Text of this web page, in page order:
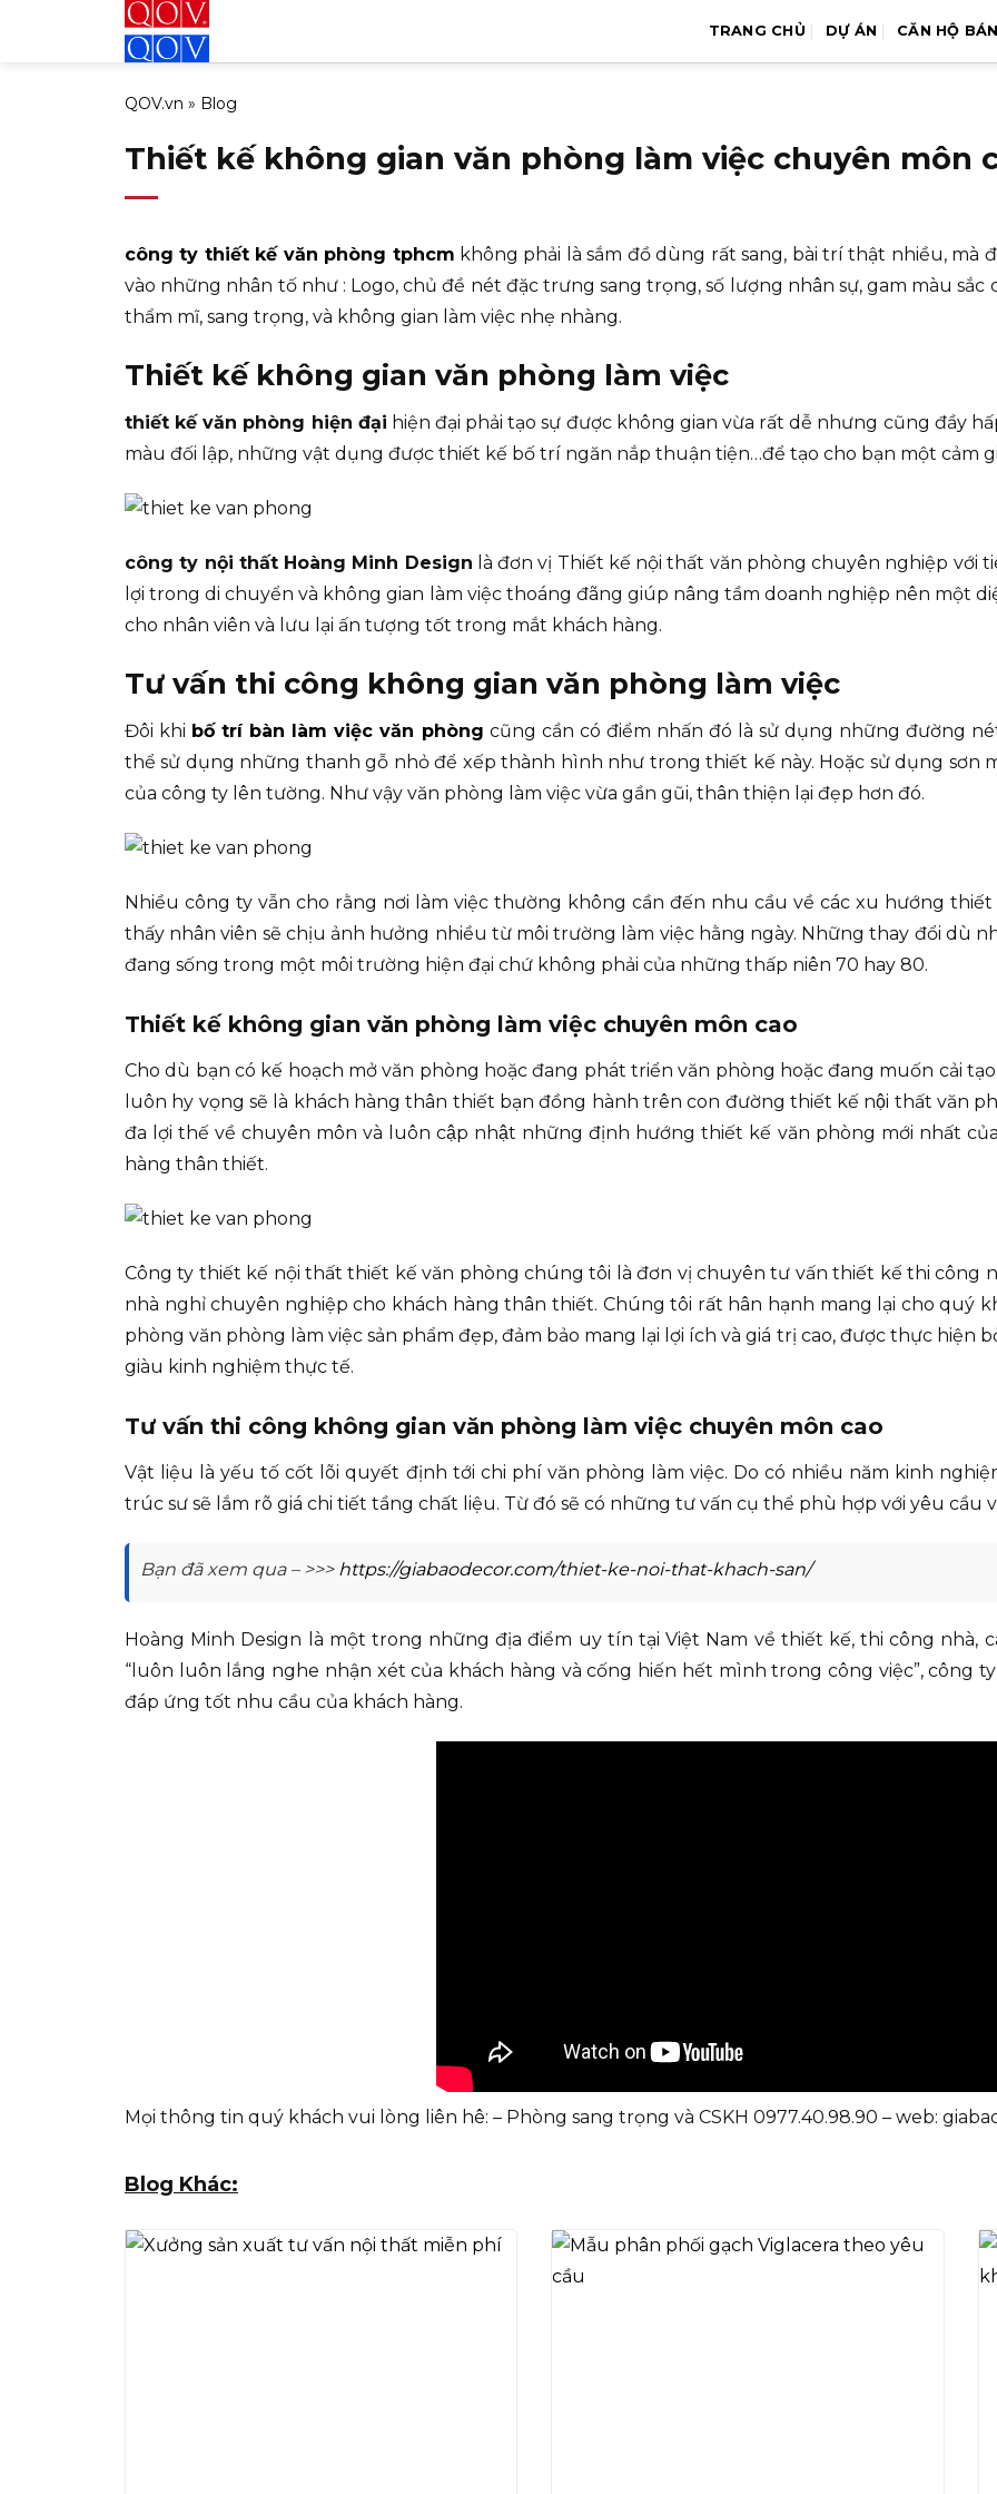
TRANG CHỦ DỰ ÁN CĂN HỘ
QOV.vn » Blog
Thiết kế không gian văn phòng làm việc chuyên môn
công ty thiết kế văn phòng tphcm không phải là sắm đồ dùng rất sang, bài trí thật nhiều, mà
vào những nhân tố như : Logo, chủ đề nét đặc trưng sang trọng, số lượng nhân sự, gam màu sắc
thẩm mĩ, sang trọng, và không gian làm việc nhẹ nhàng.
Thiết kế không gian văn phòng làm việc
thiết kế văn phòng hiện đại hiện đại phải tạo sự được không gian vừa rất dễ nhưng cũng đầy
màu đối lập, những vật dụng được thiết kế bố trí ngăn nắp thuận tiện…để tạo cho bạn một cảm
công ty nội thất Hoàng Minh Design là đơn vị Thiết kế nội thất văn phòng chuyên nghiệp với
lợi trong di chuyển và không gian làm việc thoáng đãng giúp nâng tầm doanh nghiệp nên một
cho nhân viên và lưu lại ấn tượng tốt trong mắt khách hàng.
Tư vấn thi công không gian văn phòng làm việc
Đôi khi bố trí bàn làm việc văn phòng cũng cần có điểm nhấn đó là sử dụng những đường
thể sử dụng những thanh gỗ nhỏ để xếp thành hình như trong thiết kế này. Hoặc sử dụng sơn
của công ty lên tường. Như vậy văn phòng làm việc vừa gần gũi, thân thiện lại đẹp hơn đó.
Nhiều công ty vẫn cho rằng nơi làm việc thường không cần đến nhu cầu về các xu hướng
thấy nhân viên sẽ chịu ảnh hưởng nhiều từ môi trường làm việc hằng ngày. Những thay đổi dù
đang sống trong một môi trường hiện đại chứ không phải của những thấp niên 70 hay 80.
Thiết kế không gian văn phòng làm việc chuyên môn cao
Cho dù bạn có kế hoạch mở văn phòng hoặc đang phát triển văn phòng hoặc đang muốn cải
luôn hy vọng sẽ là khách hàng thân thiết bạn đồng hành trên con đường thiết kế nội thất văn
đa lợi thế về chuyên môn và luôn cập nhật những định hướng thiết kế văn phòng mới nhất
hàng thân thiết.
Công ty thiết kế nội thất thiết kế văn phòng chúng tôi là đơn vị chuyên tư vấn thiết kế thi công
nhà nghỉ chuyên nghiệp cho khách hàng thân thiết. Chúng tôi rất hân hạnh mang lại cho quý
phòng văn phòng làm việc sản phẩm đẹp, đảm bảo mang lại lợi ích và giá trị cao, được thực hiện
giàu kinh nghiệm thực tế.
Tư vấn thi công không gian văn phòng làm việc chuyên môn cao
Vật liệu là yếu tố cốt lõi quyết định tới chi phí văn phòng làm việc. Do có nhiều năm kinh
trúc sư sẽ lắm rõ giá chi tiết tầng chất liệu. Từ đó sẽ có những tư vấn cụ thể phù hợp với yêu cầu
Bạn đã xem qua – >>> https://giabaodecor.com/thiet-ke-noi-that-khach-san/
Hoàng Minh Design là một trong những địa điểm uy tín tại Việt Nam về thiết kế, thi công nhà,
“luôn luôn lắng nghe nhận xét của khách hàng và cống hiến hết mình trong công việc”, công
đáp ứng tốt nhu cầu của khách hàng.
Mọi thông tin quý khách vui lòng liên hê: – Phòng sang trọng và CSKH 0977.40.98.90 – web:
Blog Khác: